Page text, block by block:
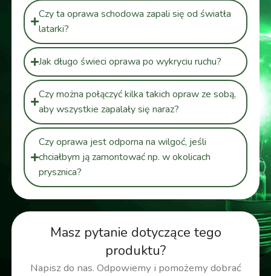
Masz pytanie dotyczące tego
produktu?
Napisz do nas. Odpowiemy i pomożemy dobrać
Czy ta oprawa schodowa zapali się od światła
latarki?
Jak długo świeci oprawa po wykryciu ruchu?
Czy można połączyć kilka takich opraw ze sobą,
aby wszystkie zapalały się naraz?
Czy oprawa jest odporna na wilgoć, jeśli
chciałbym ją zamontować np. w okolicach
prysznica?